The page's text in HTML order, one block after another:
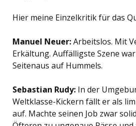
Hier meine Einzelkritik für das
Manuel Neuer:Arbeitslos. Mit
Erkältung. Auffälligste Szene
Seitenaus auf Hummels.
Sebastian Rudy: In der
Weltklasse-Kickern fällt er als
auf. Machte seinen Job zwar